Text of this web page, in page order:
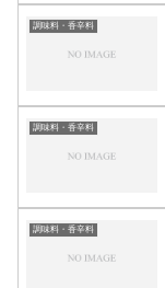
調味料・香辛料
調味料・香辛料
調味料・香辛料